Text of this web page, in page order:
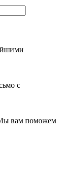
с
вам поможем